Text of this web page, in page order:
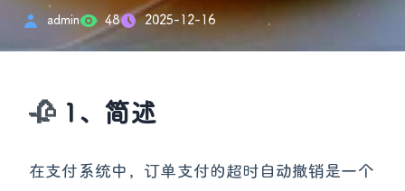
景 admin 48 2025-12-16
1、简述
在支付系统中，订单支付的超时自动撤销是一个